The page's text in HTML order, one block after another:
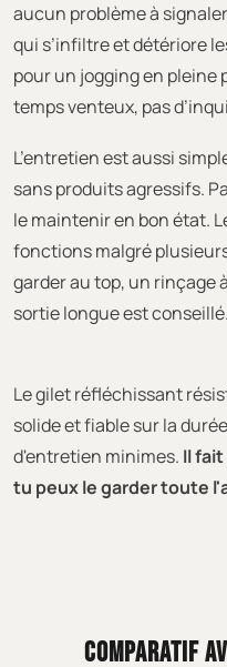
aucun problème à
qui s’infiltre et détériore
pour un jogging en pleine
temps venteux, pas
L’entretien est aussi
sans produits agressifs.
le maintenir en bon état.
fonctions malgré
garder au top, un rinçage
sortie longue est conseillé.
Le gilet réfléchissant
solide et fiable sur la
d'entretien minimes. Il
tu peux le garder toute
COMPARATIF